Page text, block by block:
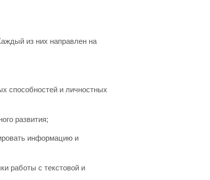
из них направлен на
способностей и личностных
развития;
информацию и
работы с текстовой и